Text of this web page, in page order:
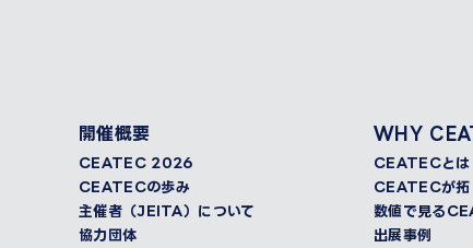
開催概要
CEATEC 2026
CEATECの歩み
主催者（JEITA）について
協力団体
WHY
CEATECとは
CEATECが拓
数値で見る
出展事例